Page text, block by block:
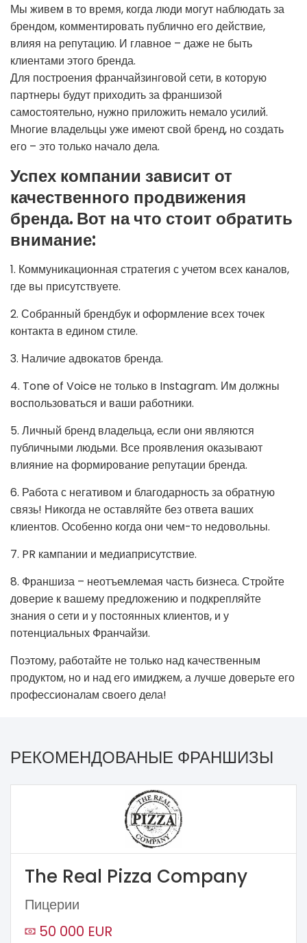
Мы живем в то время, когда люди могут наблюдать за
брендом, комментировать публично его действие,
влияя на репутацию. И главное – даже не быть
клиентами этого бренда.
Для построения франчайзинговой сети, в которую
партнеры будут приходить за франшизой
самостоятельно, нужно приложить немало усилий.
Многие владельцы уже имеют свой бренд, но создать
его – это только начало дела.
Успех компании зависит от
качественного продвижения
бренда. Вот на что стоит обратить
внимание:
1. Коммуникационная стратегия с учетом всех каналов,
где вы присутствуете.
2. Собранный брендбук и оформление всех точек
контакта в едином стиле.
3. Наличие адвокатов бренда.
4. Tone of Voice не только в Instagram. Им должны
воспользоваться и ваши работники.
5. Личный бренд владельца, если они являются
публичными людьми. Все проявления оказывают
влияние на формирование репутации бренда.
6. Работа с негативом и благодарность за обратную
связь! Никогда не оставляйте без ответа ваших
клиентов. Особенно когда они чем-то недовольны.
7. PR кампании и медиаприсутствие.
8. Франшиза – неотъемлемая часть бизнеса. Стройте
доверие к вашему предложению и подкрепляйте
знания о сети и у постоянных клиентов, и у
потенциальных Франчайзи.
Поэтому, работайте не только над качественным
продуктом, но и над его имиджем, а лучше доверьте его
профессионалам своего дела!
РЕКОМЕНДОВАНЫЕ ФРАНШИЗЫ
The Real Pizza Company
Пицерии
50 000 EUR